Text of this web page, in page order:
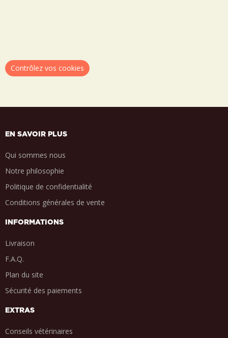
Contrôlez vos cookies
EN SAVOIR PLUS
Qui sommes nous
Notre philosophie
Politique de confidentialité
Conditions générales de vente
INFORMATIONS
Livraison
F.A.Q.
Plan du site
Sécurité des paiements
EXTRAS
Conseils vétérinaires